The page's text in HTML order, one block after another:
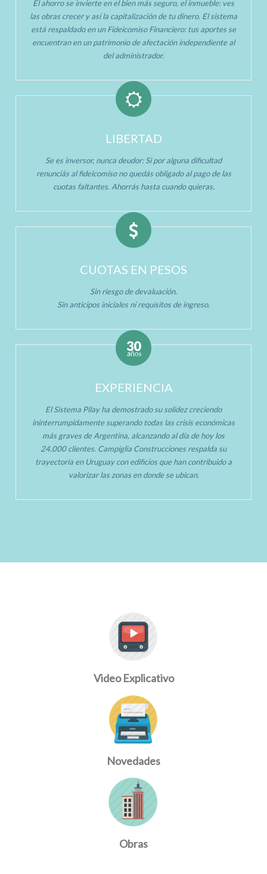
El ahorro se invierte en el bien más seguro, el inmueble: ves
las obras crecer y así la capitalización de tu dinero. El sistema
está respaldado en un Fideicomiso Financiero: tus aportes se
encuentran en un patrimonio de afectación independiente al
del administrador.
LIBERTAD
Se es inversor, nunca deudor: Si por alguna dificultad
renunciás al fideicomiso no quedás obligado al pago de las
cuotas faltantes. Ahorrás hasta cuando quieras.
CUOTAS EN PESOS
Sin riesgo de devaluación.
Sin anticipos iniciales ni requisitos de ingreso.
EXPERIENCIA
El Sistema Pilay ha demostrado su solidez creciendo
ininterrumpidamente superando todas las crisis económicas
más graves de Argentina, alcanzando al día de hoy los
24.000 clientes. Campiglia Construcciones respalda su
trayectoria en Uruguay con edificios que han contribuido a
valorizar las zonas en donde se ubican.
Video Explicativo
Novedades
Obras